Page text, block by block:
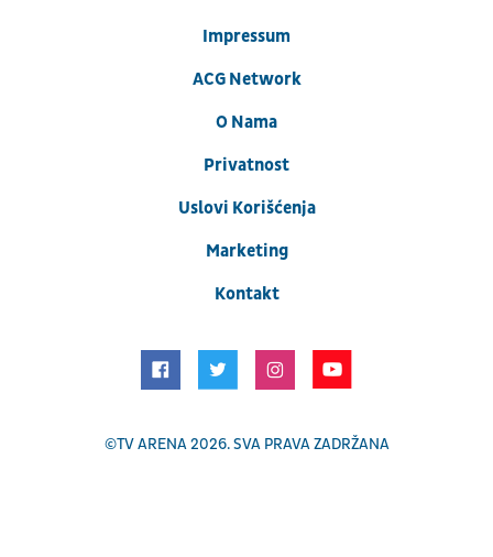
Impressum
ACG Network
O Nama
Privatnost
Uslovi Korišćenja
Marketing
Kontakt
©TV ARENA2026. SVA PRAVA ZADRŽANA